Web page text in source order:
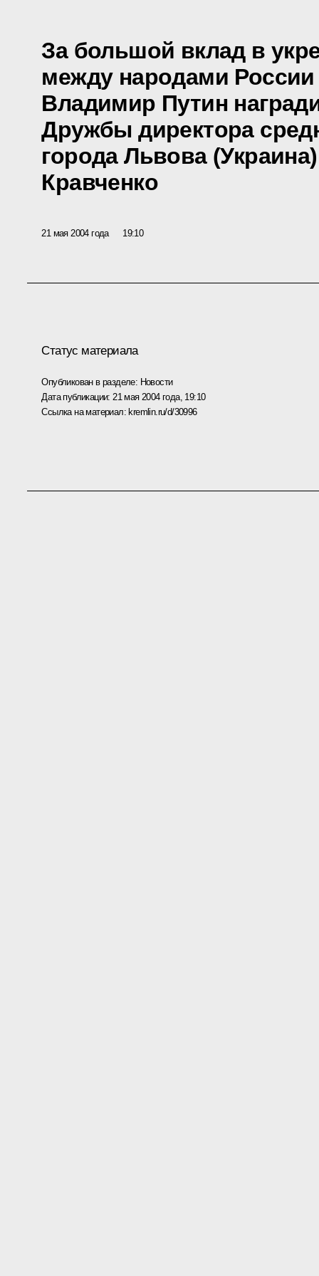
За большой вклад в
между народами
Владимир Путин
Дружбы директора
города Львова
Кравченко
21 мая 2004 года 19:10
Статус материала
Опубликован в разделе: Новости
Дата публикации: 21 мая 2004 года, 19:10
Ссылка на материал:kremlin.ru/d/30996